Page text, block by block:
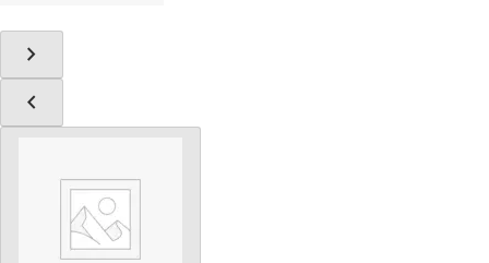
chevron_right
chevron_left